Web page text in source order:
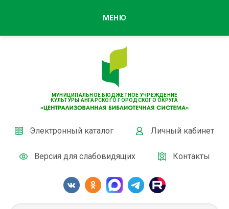
МУНИЦИПАЛЬНОЕ БЮДЖЕТНОЕ УЧРЕЖДЕНИЕ
КУЛЬТУРЫ АНГАРСКОГО ГОРОДСКОГО ОКРУГА
Электронный каталог Личный кабинет
Версия для слабовидящих Контакты
МЕНЮ